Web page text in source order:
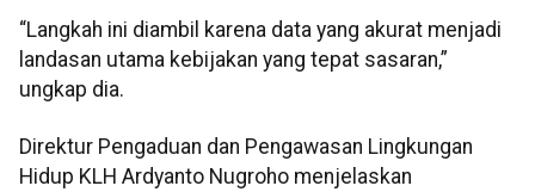
“Langkah ini diambil karena data yang akurat menjadi
landasan utama kebijakan yang tepat sasaran,”
ungkap dia.
Direktur Pengaduan dan Pengawasan Lingkungan
Hidup KLH Ardyanto Nugroho menjelaskan